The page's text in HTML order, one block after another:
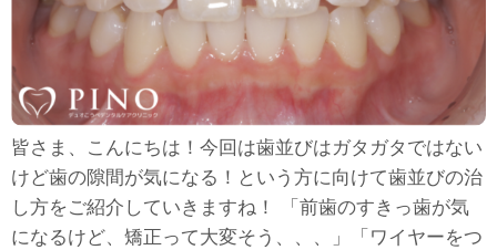
皆さま、こんにちは！今回は歯並びはガタガタではない
けど歯の隙間が気になる！という方に向けて歯並びの治
し方をご紹介していきますね！ 「前歯のすきっ歯が気
になるけど、矯正って大変そう、、、」「ワイヤーをつ